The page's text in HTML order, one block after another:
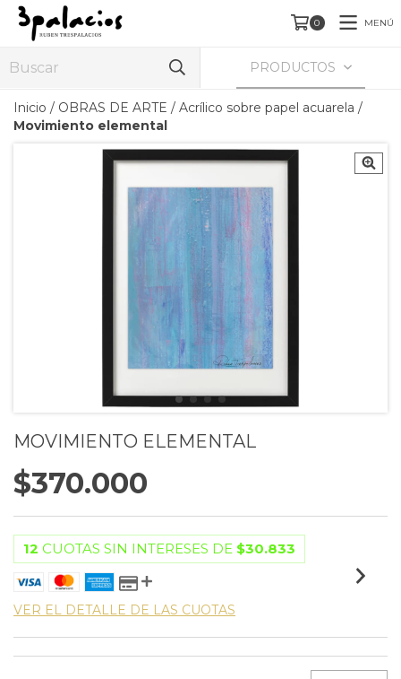
0 MENÚ
PRODUCTOS
Inicio / OBRAS DE ARTE / Acrílico sobre papel acuarela /
Movimiento elemental
MOVIMIENTO ELEMENTAL
$370.000
12 CUOTAS SIN INTERESES DE $30.833
VER EL DETALLE DE LAS CUOTAS